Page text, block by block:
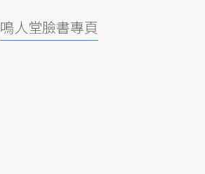
鳴人堂臉書專頁